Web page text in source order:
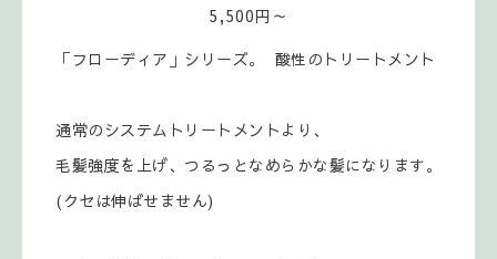
5,500円～
「フローディア」シリーズ。 酸性のトリートメント
通常のシステムトリートメントより、
毛髪強度を上げ、つるっとなめらかな髪になります。
(クセは伸ばせません)